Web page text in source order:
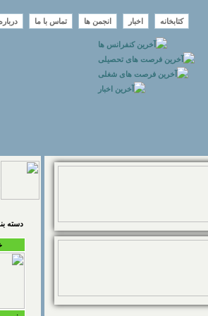
کتابخانه اخبار انجمن ها تماس با ما
دسته